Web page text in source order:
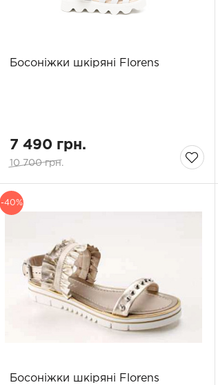
Босоніжки шкіряні Florens
7 490 грн.
10 700 грн.
-40%
Босоніжки шкіряні Florens